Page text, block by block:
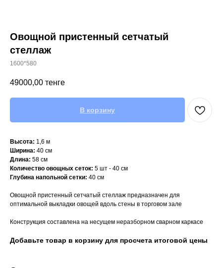
Овощной пристенный сетчатый
стеллаж
1600*580
49000,00 тенге
В корзину
Высота: 1,6 м
Ширина: 40 см
Длина: 58 см
Количество овощных сеток: 5 шт - 40 см
Глубина напольной сетки: 40 см
Овощной пристенный сетчатый стеллаж предназначен для
оптимальной выкладки овощей вдоль стены в торговом зале
Конструкция составлена на несущем неразборном сварном каркасе
Добавьте товар в корзину для просчета итоговой цены